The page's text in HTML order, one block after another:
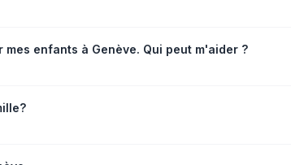
enfants à Genève. Qui peut m'aider ?